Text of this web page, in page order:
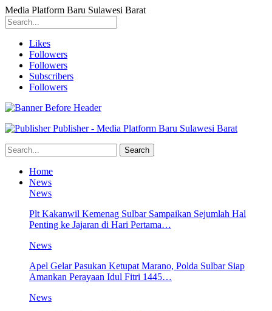
Media Platform Baru Sulawesi Barat
Likes
Followers
Followers
Subscribers
Followers
Publisher - Media Platform Baru Sulawesi Barat
Home
News
News
Plt Kakanwil Kemenag Sulbar Sampaikan Sejumlah Hal
Penting ke Jajaran di Hari Pertama…
News
Apel Gelar Pasukan Ketupat Marano, Polda Sulbar Siap
Amankan Perayaan Idul Fitri 1445…
News